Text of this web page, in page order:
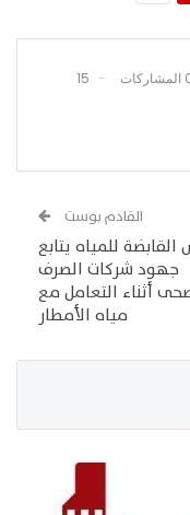
15
القادم بوست
القابضة للمياه يتابع
جهود شركات الصرف
أثناء التعامل مع
مياه الأمطار